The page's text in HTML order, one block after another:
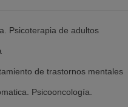
Psicoterapia de adultos
de trastornos mentales
Psicooncología.